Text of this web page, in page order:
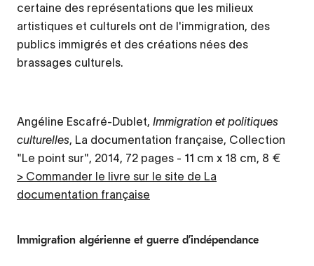
certaine des représentations que les milieux
artistiques et culturels ont de l'immigration, des
publics immigrés et des créations nées des
brassages culturels.
Angéline Escafré-Dublet, Immigration et politiques
culturelles, La documentation française, Collection
"Le point sur", 2014, 72 pages - 11 cm x 18 cm, 8 €
> Commander le livre sur le site de La
documentation française
Immigration algérienne et guerre d’indépendance